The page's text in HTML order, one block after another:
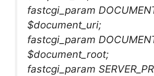
fastcgi_param
$document_uri;
fastcgi_param
$document_root;
fastcgi_param